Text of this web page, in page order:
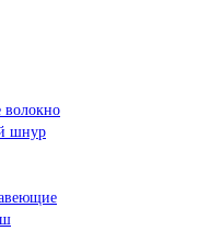
волокно
шнур